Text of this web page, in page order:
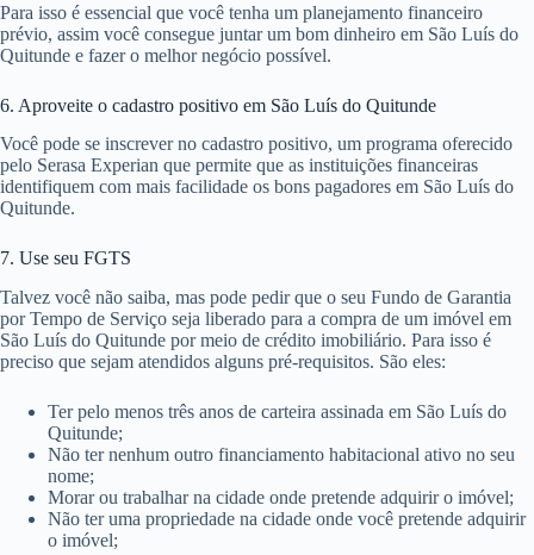
Para isso é essencial que você tenha um planejamento financeiro
prévio, assim você consegue juntar um bom dinheiro em São Luís do
Quitunde e fazer o melhor negócio possível.
6. Aproveite o cadastro positivo em São Luís do Quitunde
Você pode se inscrever no cadastro positivo, um programa oferecido
pelo Serasa Experian que permite que as instituições financeiras
identifiquem com mais facilidade os bons pagadores em São Luís do
Quitunde.
7. Use seu FGTS
Talvez você não saiba, mas pode pedir que o seu Fundo de Garantia
por Tempo de Serviço seja liberado para a compra de um imóvel em
São Luís do Quitunde por meio de crédito imobiliário. Para isso é
preciso que sejam atendidos alguns pré-requisitos. São eles:
Ter pelo menos três anos de carteira assinada em São Luís do
Quitunde;
Não ter nenhum outro financiamento habitacional ativo no seu
nome;
Morar ou trabalhar na cidade onde pretende adquirir o imóvel;
Não ter uma propriedade na cidade onde você pretende adquirir
o imóvel;